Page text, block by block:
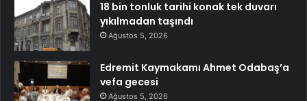
18 bin tonluk tarihi konak tek duvarı
yıkılmadan taşındı
Ağustos 5, 2026
Edremit Kaymakamı Ahmet Odabaş’a
vefa gecesi
Ağustos 5, 2026